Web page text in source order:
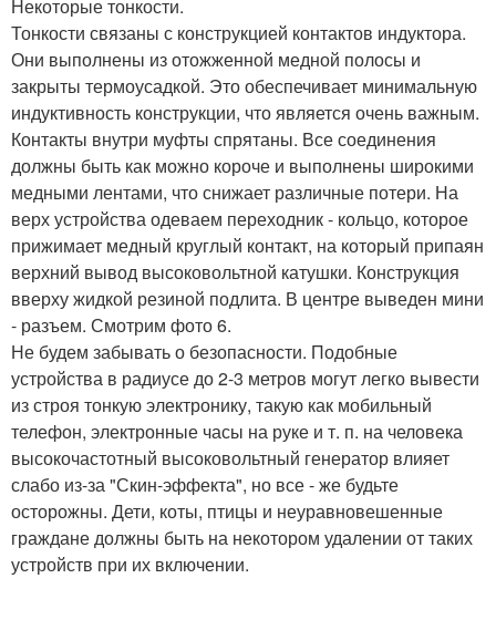
Некоторые тонкости.
Тонкости связаны с конструкцией контактов индуктора.
Они выполнены из отожженной медной полосы и
закрыты термоусадкой. Это обеспечивает минимальную
индуктивность конструкции, что является очень важным.
Контакты внутри муфты спрятаны. Все соединения
должны быть как можно короче и выполнены широкими
медными лентами, что снижает различные потери. На
верх устройства одеваем переходник - кольцо, которое
прижимает медный круглый контакт, на который припаян
верхний вывод высоковольтной катушки. Конструкция
вверху жидкой резиной подлита. В центре выведен мини
- разъем. Смотрим фото 6.
Не будем забывать о безопасности. Подобные
устройства в радиусе до 2-3 метров могут легко вывести
из строя тонкую электронику, такую как мобильный
телефон, электронные часы на руке и т. п. на человека
высокочастотный высоковольтный генератор влияет
слабо из-за "Скин-эффекта", но все - же будьте
осторожны. Дети, коты, птицы и неуравновешенные
граждане должны быть на некотором удалении от таких
устройств при их включении.